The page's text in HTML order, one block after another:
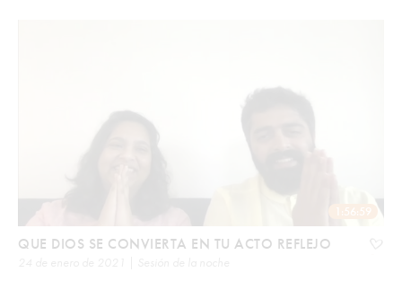
1:56:59
QUE DIOS SE CONVIERTA EN TU ACTO REFLEJO